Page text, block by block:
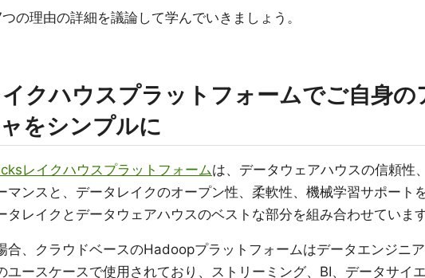
の理由の詳細を議論して学んでいきましょう。
クハウスプラットフォームでご自身の
をシンプルに
レイクハウスプラットフォームは、データウェアハウスの信頼性
マンスと、データレイクのオープン性、柔軟性、機械学習サポート
タレイクとデータウェアハウスのベストな部分を組み合わせています
合、クラウドベースのHadoopプラットフォームはデータエンジニ
ユースケースで使用されており、ストリーミング、BI、データサイ